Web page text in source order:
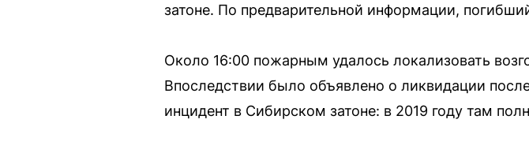
затоне. По предварительной информации,
Около 16:00 пожарным удалось локализовать
Впоследствии было объявлено о ликвидации
инцидент в Сибирском затоне: в 2019 году там